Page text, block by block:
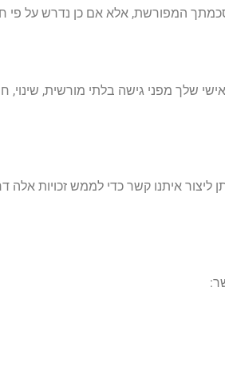
המפורשת, אלא אם כן נדרש על פי
שלך מפני גישה בלתי מורשית,
ליצור איתנו קשר כדי לממש זכויות